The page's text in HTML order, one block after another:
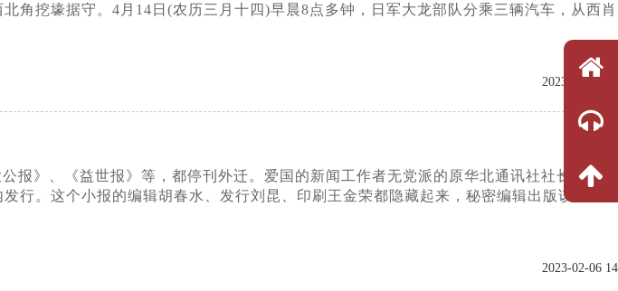
角挖壕据守。4月14日(农历三月十四)早晨8点多钟，日军大龙部队分乘三辆汽车，从西
2023-02-06
报》、《益世报》等，都停刊外迁。爱国的新闻工作者无党派的原华北通讯社社长李燕
行。这个小报的编辑胡春水、发行刘昆、印刷王金荣都隐藏起来，秘密编辑出版该报。
2023-02-06